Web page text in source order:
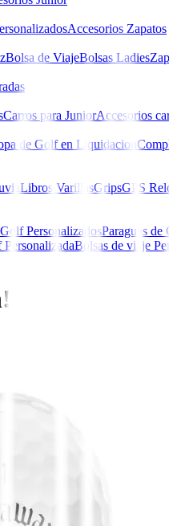
Accesorios Zapatos
Bolsa de ViajeBolsas Ladies
Carros para JuniorAccesorios
de Golf en Liquidacion
Libros VarillasGripsGPS
PersonalizadosParaguas de
Bolsas de viaje